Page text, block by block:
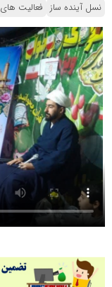
نسل آینده ساز فعالیت